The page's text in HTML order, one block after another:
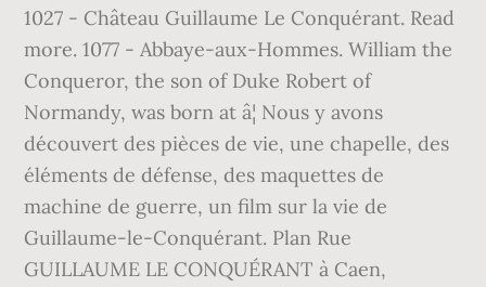
1027 - Château Guillaume Le Conquérant. Read
more. 1077 - Abbaye-aux-Hommes. William the
Conqueror, the son of Duke Robert of
Normandy, was born at â¦ Nous y avons
découvert des pièces de vie, une chapelle, des
éléments de défense, des maquettes de
machine de guerre, un film sur la vie de
Guillaume-le-Conquérant. Plan Rue
GUILLAUME LE CONQUÉRANT à Caen,